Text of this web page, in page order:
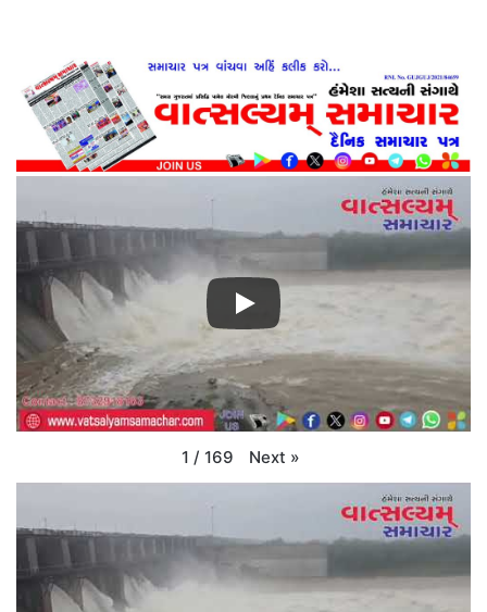
1 / 169 Next »